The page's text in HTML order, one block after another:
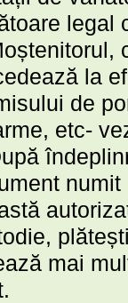
legal
la
de
etc-
mai